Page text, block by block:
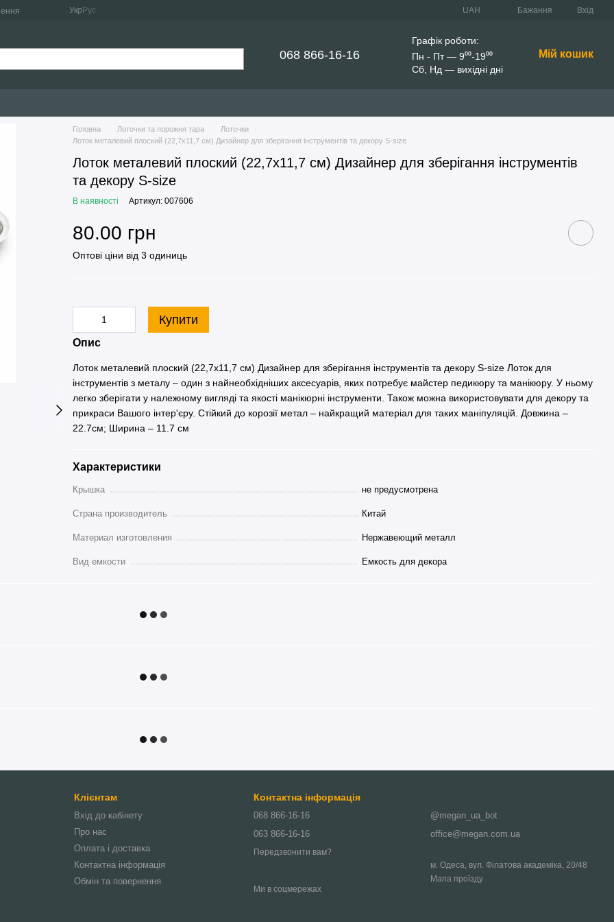
Укр Рус UAH Бажання Вхід
068 866-16-16
Графік роботи:
Пн - Пт — 9⁰⁰-19⁰⁰
Сб, Нд — вихідні дні
Мій кошик
Головна Лоточки та порожня тара
Лоточки
Лоток металевий плоский (22,7х11,7 см) Дизайнер для зберігання інструментів та декору S-size
Лоток металевий плоский (22,7х11,7 см) Дизайнер для зберігання інструментів
та декору S-size
В наявності Артикул: 007606
80.00 грн
Оптові ціни від 3 одиниць
Купити
Опис
Лоток металевий плоский (22,7х11,7 см) Дизайнер для зберігання інструментів та декору S-size Лоток для
інструментів з металу – один з найнеобхідніших аксесуарів, яких потребує майстер педикюру та манікюру. У ньому
легко зберігати у належному вигляді та якості манікюрні інструменти. Також можна використовувати для декору та
прикраси Вашого інтер'єру. Стійкий до корозії метал – найкращий матеріал для таких маніпуляцій. Довжина –
22.7см; Ширина – 11.7 см
Характеристики
Крышка не предусмотрена
Страна производитель Китай
Материал изготовления Нержавеющий металл
Вид емкости Емкость для декора
Клієнтам
Вхід до кабінету
Про нас
Оплата і доставка
Контактна інформація
Обмін та повернення
Контактна інформація
068 866-16-16
063 866-16-16
Передзвонити вам?
@megan_ua_bot
office@megan.com.ua
м. Одеса, вул. Філатова академіка, 20/48
Мапа проїзду
Ми в соцмережах